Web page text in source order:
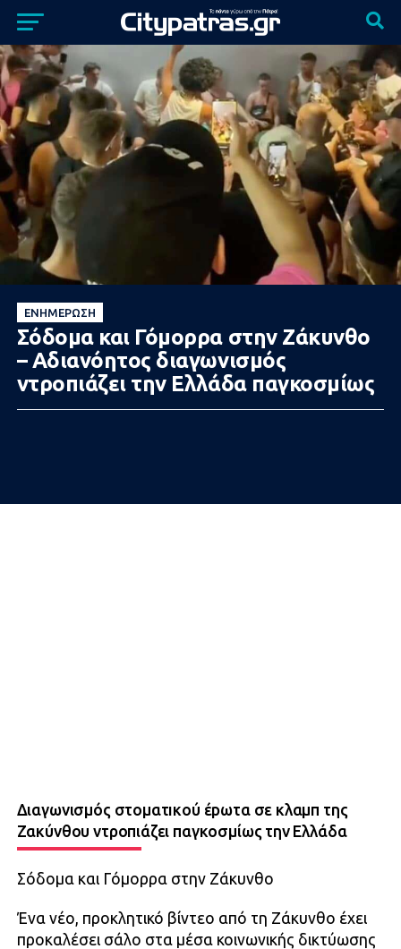
ΕΝΗΜΈΡΩΣΗ
Σόδομα και Γόμορρα στην Ζάκυνθο
– Αδιανόητος διαγωνισμός
ντροπιάζει την Ελλάδα παγκοσμίως
Διαγωνισμός στοματıκού έpωτα σε κλαμπ της
Ζακύνθου ντροπιάζει παγκοσμίως την Ελλάδα
Σόδομα και Γόμορρα στην Ζάκυνθο
Ένα νέο, προκλητικό βίντεο από τη Ζάκυνθο έχει
προκαλέσει σάλο στα μέσα κοινωνικής δικτύωσης